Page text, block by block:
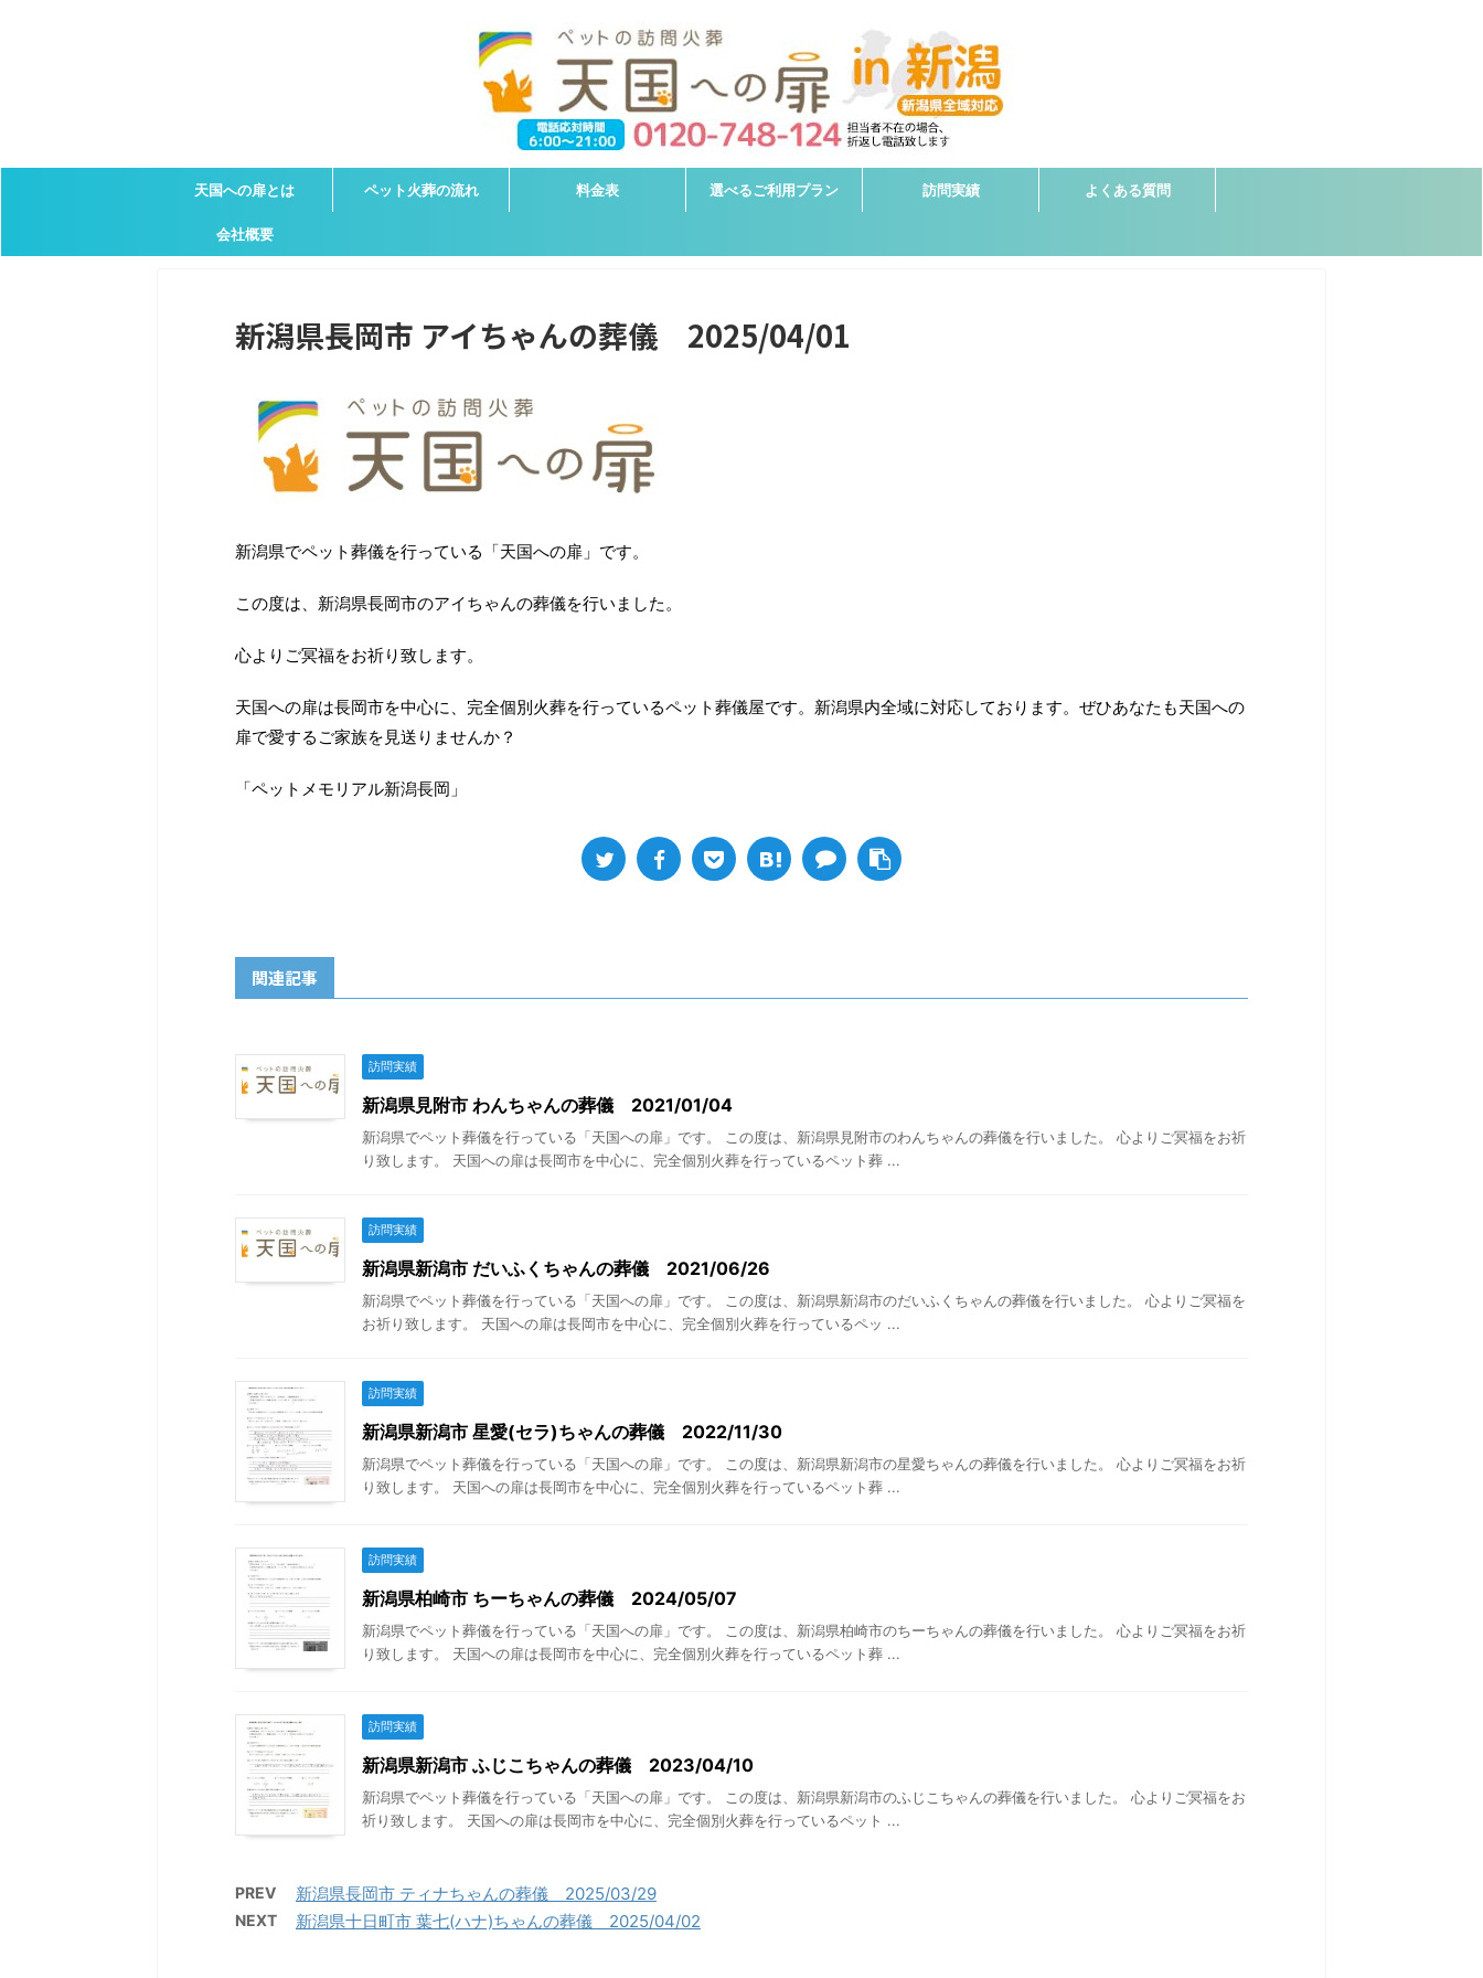
天国への扉とは ペット火葬の流れ 料金表 選べるご利用プラン 訪問実績 よくある質問
会社概要
新潟県長岡市 アイちゃんの葬儀 2025/04/01
新潟県でペット葬儀を行っている「天国への扉」です。
この度は、新潟県長岡市のアイちゃんの葬儀を行いました。
心よりご冥福をお祈り致します。
天国への扉は長岡市を中心に、完全個別火葬を行っているペット葬儀屋です。新潟県内全域に対応しております。ぜひあなたも天国への
扉で愛するご家族を見送りませんか？
「ペットメモリアル新潟長岡」
関連記事
訪問実績
新潟県見附市 わんちゃんの葬儀 2021/01/04
新潟県でペット葬儀を行っている「天国への扉」です。 この度は、新潟県見附市のわんちゃんの葬儀を行いました。 心よりご冥福をお祈
り致します。 天国への扉は長岡市を中心に、完全個別火葬を行っているペット葬 ...
訪問実績
新潟県新潟市 だいふくちゃんの葬儀 2021/06/26
新潟県でペット葬儀を行っている「天国への扉」です。 この度は、新潟県新潟市のだいふくちゃんの葬儀を行いました。 心よりご冥福を
お祈り致します。 天国への扉は長岡市を中心に、完全個別火葬を行っているペッ ...
訪問実績
新潟県新潟市 星愛(セラ)ちゃんの葬儀 2022/11/30
新潟県でペット葬儀を行っている「天国への扉」です。 この度は、新潟県新潟市の星愛ちゃんの葬儀を行いました。 心よりご冥福をお祈
り致します。 天国への扉は長岡市を中心に、完全個別火葬を行っているペット葬 ...
訪問実績
新潟県柏崎市 ちーちゃんの葬儀 2024/05/07
新潟県でペット葬儀を行っている「天国への扉」です。 この度は、新潟県柏崎市のちーちゃんの葬儀を行いました。 心よりご冥福をお祈
り致します。 天国への扉は長岡市を中心に、完全個別火葬を行っているペット葬 ...
訪問実績
新潟県新潟市 ふじこちゃんの葬儀 2023/04/10
新潟県でペット葬儀を行っている「天国への扉」です。 この度は、新潟県新潟市のふじこちゃんの葬儀を行いました。 心よりご冥福をお
祈り致します。 天国への扉は長岡市を中心に、完全個別火葬を行っているペット ...
PREV 新潟県長岡市 ティナちゃんの葬儀 2025/03/29
NEXT 新潟県十日町市 葉七(ハナ)ちゃんの葬儀 2025/04/02